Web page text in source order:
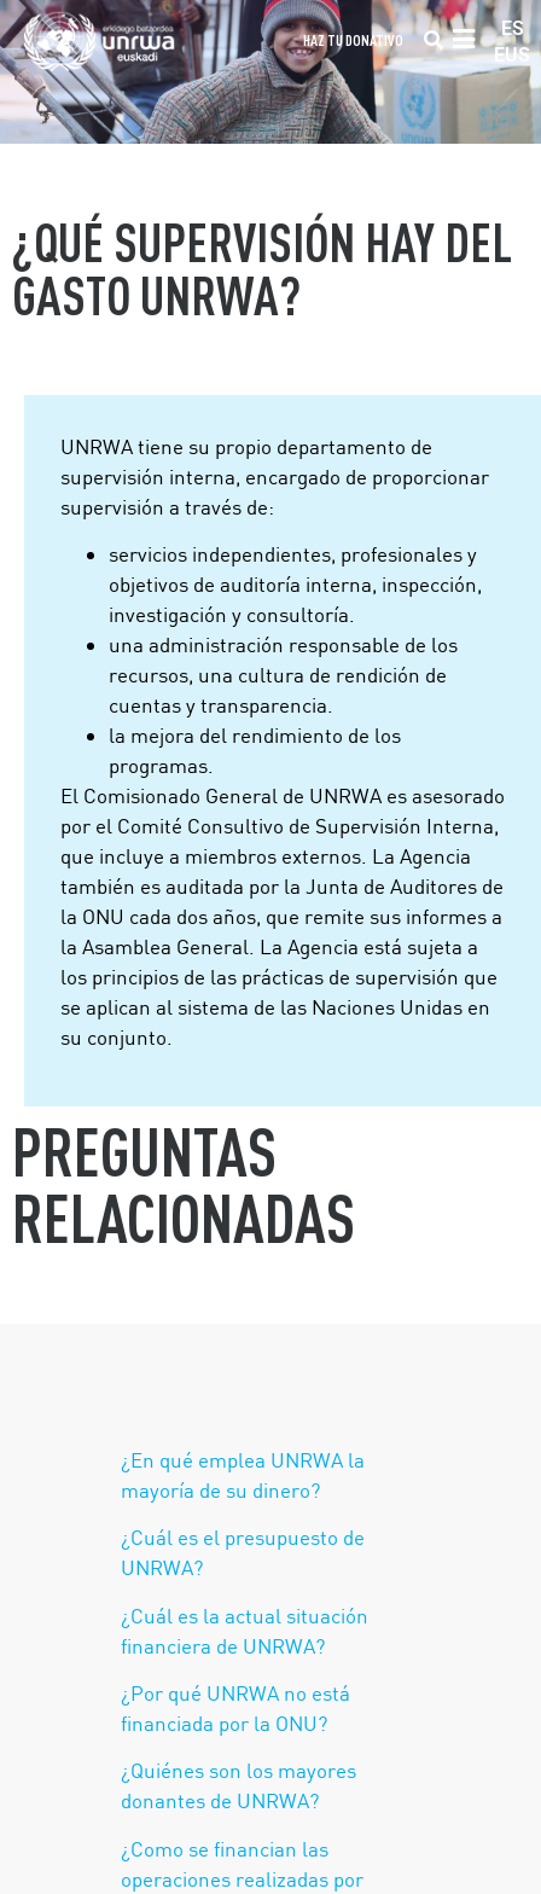
HAZ TU DONATIVO
ES
EUS
¿QUÉ SUPERVISIÓN HAY DEL
GASTO UNRWA?
UNRWA tiene su propio departamento de
supervisión interna, encargado de proporcionar
supervisión a través de:
servicios independientes, profesionales y
objetivos de auditoría interna, inspección,
investigación y consultoría.
una administración responsable de los
recursos, una cultura de rendición de
cuentas y transparencia.
la mejora del rendimiento de los
programas.
El Comisionado General de UNRWA es asesorado
por el Comité Consultivo de Supervisión Interna,
que incluye a miembros externos. La Agencia
también es auditada por la Junta de Auditores de
la ONU cada dos años, que remite sus informes a
la Asamblea General. La Agencia está sujeta a
los principios de las prácticas de supervisión que
se aplican al sistema de las Naciones Unidas en
su conjunto.
PREGUNTAS
RELACIONADAS
¿En qué emplea UNRWA la
mayoría de su dinero?
¿Cuál es el presupuesto de
UNRWA?
¿Cuál es la actual situación
financiera de UNRWA?
¿Por qué UNRWA no está
financiada por la ONU?
¿Quiénes son los mayores
donantes de UNRWA?
¿Como se financian las
operaciones realizadas por